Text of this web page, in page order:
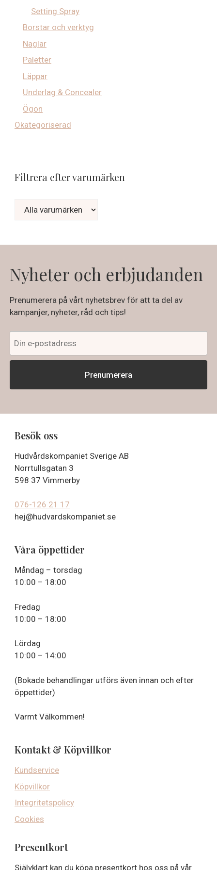
Setting Spray
Borstar och verktyg
Naglar
Paletter
Läppar
Underlag & Concealer
Ögon
Okategoriserad
Filtrera efter varumärken
Nyheter och erbjudanden
Prenumerera på vårt nyhetsbrev för att ta del av
kampanjer, nyheter, råd och tips!
Besök oss
Hudvårdskompaniet Sverige AB
Norrtullsgatan 3
598 37 Vimmerby
076-126 21 17
hej@hudvardskompaniet.se
Våra öppettider
Måndag – torsdag
10:00 – 18:00
Fredag
10:00 – 18:00
Lördag
10:00 – 14:00
(Bokade behandlingar utförs även innan och efter
öppettider)
Varmt Välkommen!
Kontakt & Köpvillkor
Kundservice
Köpvillkor
Integritetspolicy
Cookies
Presentkort
Självklart kan du köpa presentkort hos oss på vår